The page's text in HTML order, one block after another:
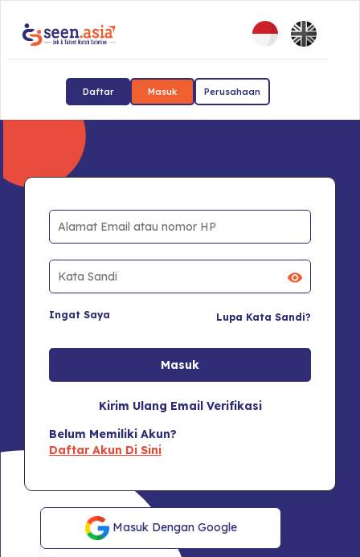
Daftar Masuk Perusahaan
Ingat Saya Lupa Kata Sandi?
Kirim Ulang Email Verifikasi
Belum Memiliki Akun?
Daftar Akun Di Sini
Masuk Dengan Google